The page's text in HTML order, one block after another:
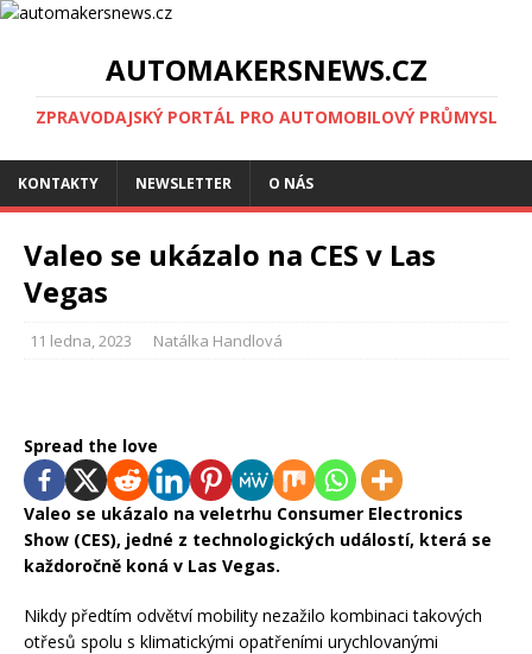
AUTOMAKERSNEWS.CZ
ZPRAVODAJSKÝ PORTÁL PRO AUTOMOBILOVÝ PRŮMYSL
KONTAKTY NEWSLETTER O NÁS
Valeo se ukázalo na CES v Las
Vegas
11 ledna, 2023 Natálka Handlová
Spread the love
Valeo se ukázalo na veletrhu Consumer Electronics
Show (CES), jedné z technologických událostí, která se
každoročně koná v Las Vegas.
Nikdy předtím odvětví mobility nezažilo kombinaci takových
otřesů spolu s klimatickými opatřeními urychlovanými